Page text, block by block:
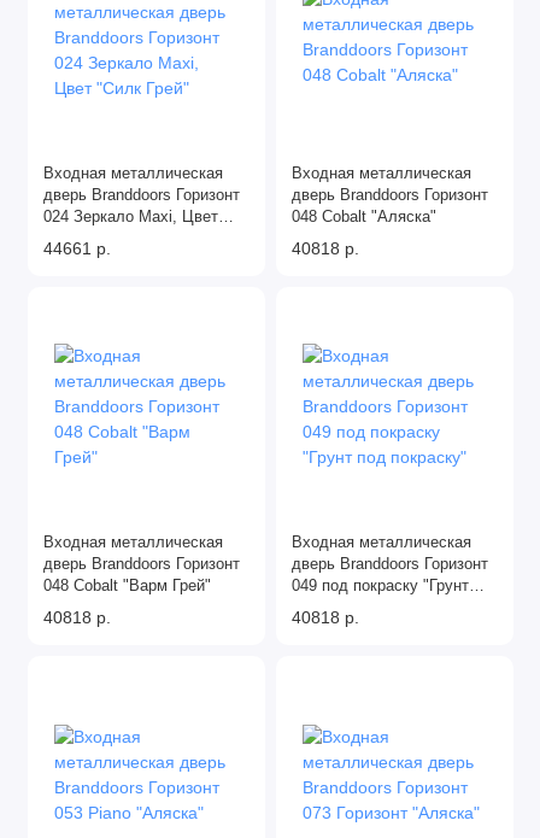
Входная металлическая
дверь Branddoors Горизонт
024 Зеркало Maxi, Цвет
"Силк Грей"
44661 р.
Входная металлическая
дверь Branddoors Горизонт
048 Cobalt "Аляска"
40818 р.
Входная металлическая
дверь Branddoors Горизонт
048 Cobalt "Варм Грей"
40818 р.
Входная металлическая
дверь Branddoors Горизонт
049 под покраску "Грунт
под покраску"
40818 р.